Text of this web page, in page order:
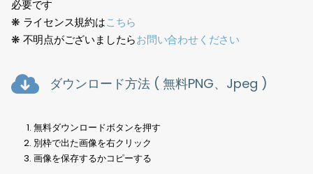
必要です
❋ ライセンス規約はこちら
❋ 不明点がございましたらお問い合わせください
ダウンロード方法 ( 無料PNG、Jpeg )
無料ダウンロードボタンを押す
別枠で出た画像を右クリック
画像を保存するかコピーする